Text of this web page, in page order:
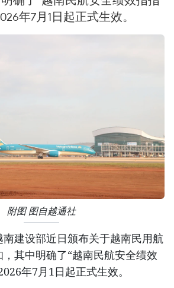
年7月1日起正式生效。
附图 图自越通社
建设部近日颁布关于越南民用航
其中明确了“越南民航安全绩效
年7月1日起正式生效。